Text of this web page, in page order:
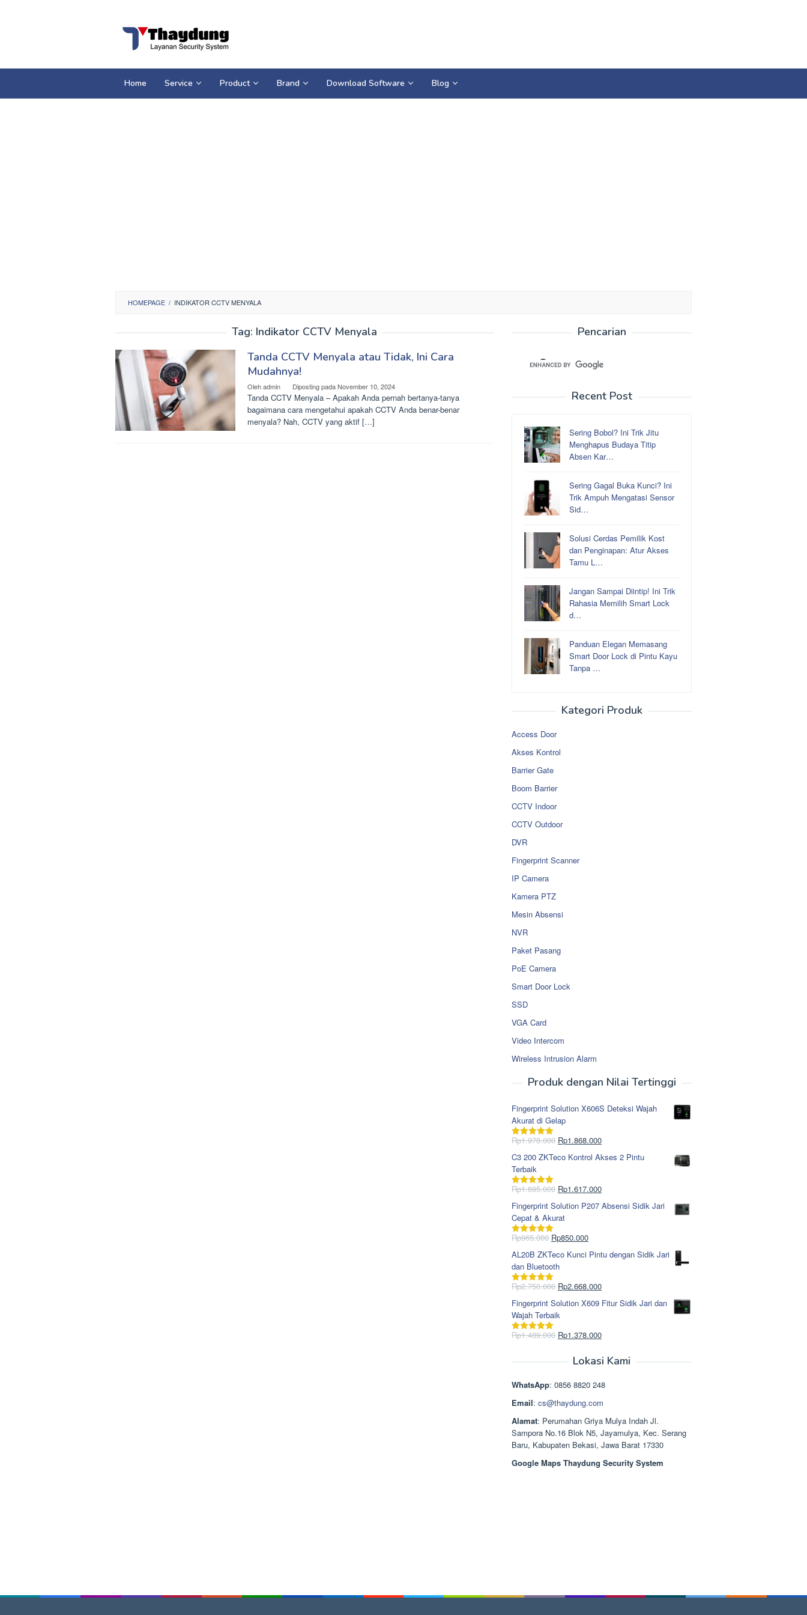
Home Service Product Brand Download Software Blog
HOMEPAGE / INDIKATOR CCTV MENYALA
Tag: Indikator CCTV Menyala
Tanda CCTV Menyala atau Tidak, Ini Cara
Mudahnya!
Olehadmin Diposting padaNovember 10, 2024
Tanda CCTV Menyala – Apakah Anda pernah bertanya-tanya
bagaimana cara mengetahui apakah CCTV Anda benar-benar
menyala? Nah, CCTV yang aktif […]
Pencarian
Recent Post
Sering Bobol? Ini Trik Jitu
Menghapus Budaya Titip
Absen Kar…
Sering Gagal Buka Kunci? Ini
Trik Ampuh Mengatasi Sensor
Sid…
Solusi Cerdas Pemilik Kost
dan Penginapan: Atur Akses
Tamu L…
Jangan Sampai Diintip! Ini Trik
Rahasia Memilih Smart Lock
d…
Panduan Elegan Memasang
Smart Door Lock di Pintu Kayu
Tanpa …
Kategori Produk
Access Door
Akses Kontrol
Barrier Gate
Boom Barrier
CCTV Indoor
CCTV Outdoor
DVR
Fingerprint Scanner
IP Camera
Kamera PTZ
Mesin Absensi
NVR
Paket Pasang
PoE Camera
Smart Door Lock
SSD
VGA Card
Video Intercom
Wireless Intrusion Alarm
Produk dengan Nilai Tertinggi
Fingerprint Solution X606S Deteksi Wajah
Akurat di Gelap
Dinilai5.00
Rp1.978.000 Harga
aslinya
adalah:
Rp1.868.000Harga
saat
ini
Rp1.868.000.
C3 200 ZKTeco Kontrol Akses 2 Pintu
Terbaik
Dinilai5.00
Rp1.695.000 Harga
aslinya
adalah:
Rp1.695.000.
Rp1.617.000Harga
saat
ini
Fingerprint Solution P207 Absensi Sidik Jari
Cepat & Akurat
Dinilai5.00
Rp965.000 Harga
aslinya
adalah:
Rp965.000.
Rp850.000Harga
saat
ini
Rp850.000.
AL20B ZKTeco Kunci Pintu dengan Sidik Jari
dan Bluetooth
Dinilai5.00
Rp2.750.000 Harga
aslinya
adalah:
Rp2.750.000.
Rp2.668.000Harga
saat
ini
Rp2.668.000.
Fingerprint Solution X609 Fitur Sidik Jari dan
Wajah Terbaik
Dinilai5.00
Rp1.489.000 Harga
adalah:
Rp1.378.000Harga
ini
Rp1.378.000.
Lokasi Kami
WhatsApp: 0856 8820 248
Email: cs@thaydung.com
Alamat: Perumahan Griya Mulya Indah Jl.
Sampora No.16 Blok N5, Jayamulya, Kec. Serang
Baru, Kabupaten Bekasi, Jawa Barat 17330
Google Maps Thaydung Security System